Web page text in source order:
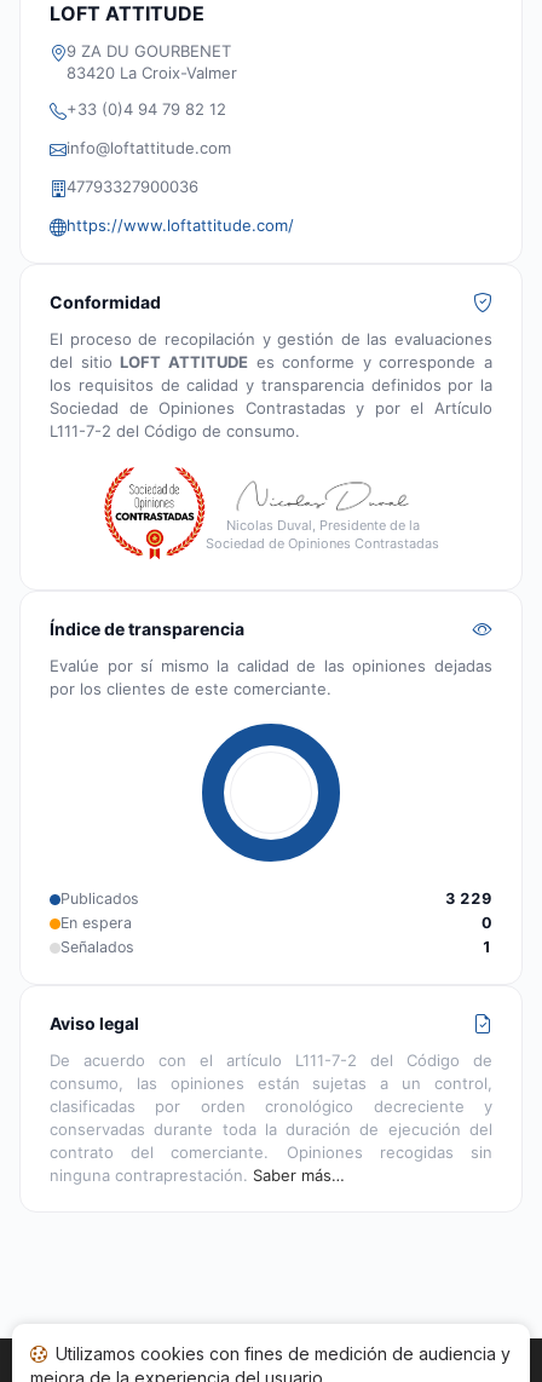
LOFT ATTITUDE
9 ZA DU GOURBENET
83420 La Croix-Valmer
+33 (0)4 94 79 82 12
info@loftattitude.com
47793327900036
https://www.loftattitude.com/
Conformidad
El proceso de recopilación y gestión de las evaluaciones
del sitioLOFT ATTITUDEes conforme y corresponde a
los requisitos de calidad y transparencia definidos por la
Sociedad de Opiniones Contrastadas y por el Artículo
L111-7-2 del Código de consumo.
Nicolas Duval, Presidente de la
Sociedad de Opiniones Contrastadas
Índice de transparencia
Evalúe por sí mismo la calidad de las opiniones dejadas
por los clientes de este comerciante.
Publicados
3 229
En espera
0
Señalados
1
Aviso legal
De acuerdo con el artículo L111-7-2 del Código de
consumo, las opiniones están sujetas a un control,
clasificadas por orden cronológico decreciente y
conservadas durante toda la duración de ejecución del
contrato del comerciante. Opiniones recogidas sin
ninguna contraprestación. Saber más…
Utilizamos cookies con fines de medición de audiencia y
mejora de la experiencia del usuario.